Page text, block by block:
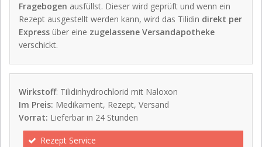
Fragebogen ausfüllst. Dieser wird geprüft und wenn ein
Rezept ausgestellt werden kann, wird das Tilidin direkt per
Express über eine zugelassene Versandapotheke
verschickt.
Wirkstoff: Tilidinhydrochlorid mit Naloxon
Im Preis: Medikament, Rezept, Versand
Vorrat: Lieferbar in 24 Stunden
Rezept Service